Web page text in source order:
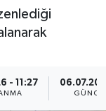
- 11:27